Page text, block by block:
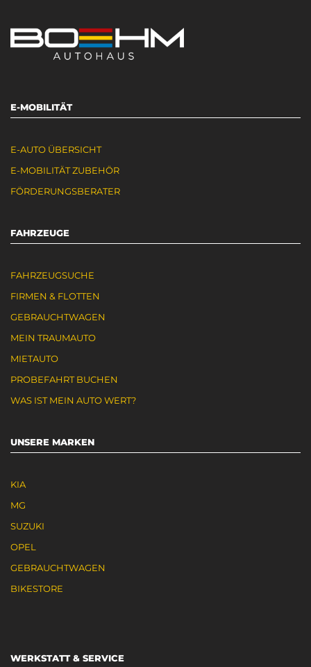
E-MOBILITÄT
E-AUTO ÜBERSICHT
E-MOBILITÄT ZUBEHÖR
FÖRDERUNGSBERATER
FAHRZEUGE
FAHRZEUGSUCHE
FIRMEN & FLOTTEN
GEBRAUCHTWAGEN
MEIN TRAUMAUTO
MIETAUTO
PROBEFAHRT BUCHEN
WAS IST MEIN AUTO WERT?
UNSERE MARKEN
KIA
MG
SUZUKI
OPEL
GEBRAUCHTWAGEN
BIKESTORE
WERKSTATT & SERVICE